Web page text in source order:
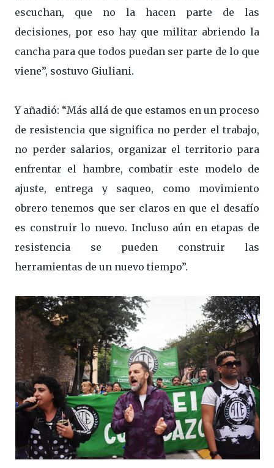
escuchan, que no la hacen parte de las
decisiones, por eso hay que militar abriendo la
cancha para que todos puedan ser parte de lo que
viene”, sostuvo Giuliani.
Y añadió: “Más allá de que estamos en un proceso
de resistencia que significa no perder el trabajo,
no perder salarios, organizar el territorio para
enfrentar el hambre, combatir este modelo de
ajuste, entrega y saqueo, como movimiento
obrero tenemos que ser claros en que el desafío
es construir lo nuevo. Incluso aún en etapas de
resistencia se pueden construir las
herramientas de un nuevo tiempo”.